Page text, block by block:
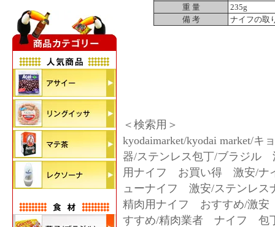
重 量
235g
備 考
ナイフの取
＜検索用＞
kyodaimarket/kyodai market/
器/ステンレス包丁/ブラジ
用ナイフ お買い得 激安/
ューナイフ 激安/ステンレ
精肉用ナイフ おすすめ/激
すすめ/精肉業者 ナイフ 包